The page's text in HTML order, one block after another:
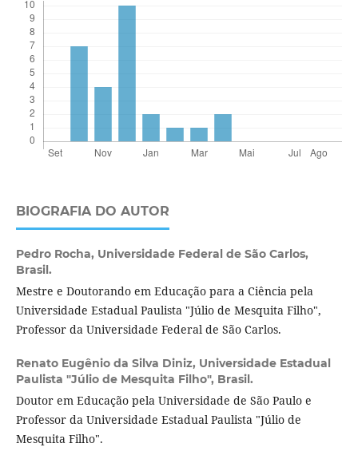
BIOGRAFIA DO AUTOR
Pedro Rocha, Universidade Federal de São Carlos,
Brasil.
Mestre e Doutorando em Educação para a Ciência pela
Universidade Estadual Paulista "Júlio de Mesquita Filho",
Professor da Universidade Federal de São Carlos.
Renato Eugênio da Silva Diniz, Universidade Estadual
Paulista "Júlio de Mesquita Filho", Brasil.
Doutor em Educação pela Universidade de São Paulo e
Professor da Universidade Estadual Paulista "Júlio de
Mesquita Filho".